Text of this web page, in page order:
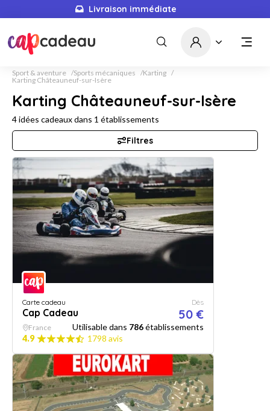
Livraison immédiate
Sport & aventure Sports mécaniques
Karting
Karting Châteauneuf-sur-Isère
Karting Châteauneuf-sur-Isère
4idées cadeaux dans 1 établissements
Filtres
Carte cadeau
Cap Cadeau
Dès
50 €
France Utilisable dans 786établissements
4.9
1798 avis